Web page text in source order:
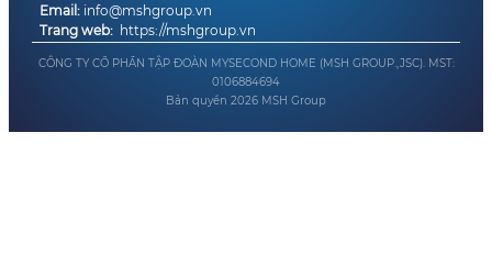
Email: info@mshgroup.vn
Trang web: https://mshgroup.vn
CÔNG TY CỔ PHẦN TẬP ĐOÀN MYSECOND HOME (MSH GROUP.,JSC). MST:
0106884694
Bản quyền 2026 MSH Group